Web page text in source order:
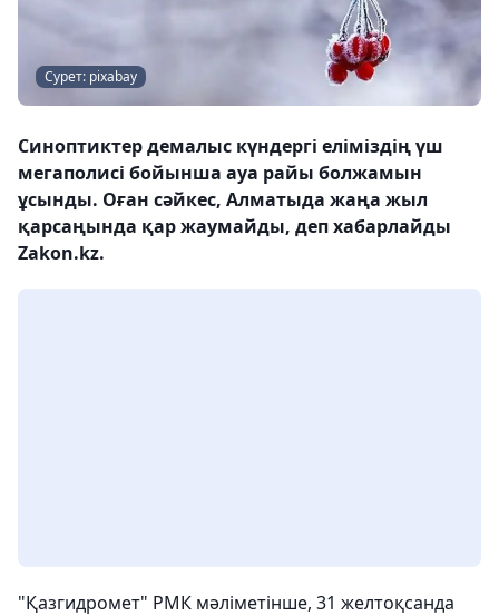
Сурет: pixabay
Синоптиктер демалыс күндергі еліміздің үш
мегаполисі бойынша ауа райы болжамын
ұсынды. Оған сәйкес, Алматыда жаңа жыл
қарсаңында қар жаумайды, деп хабарлайды
Zakon.kz.
"Қазгидромет" РМК мәліметінше, 31 желтоқсанда